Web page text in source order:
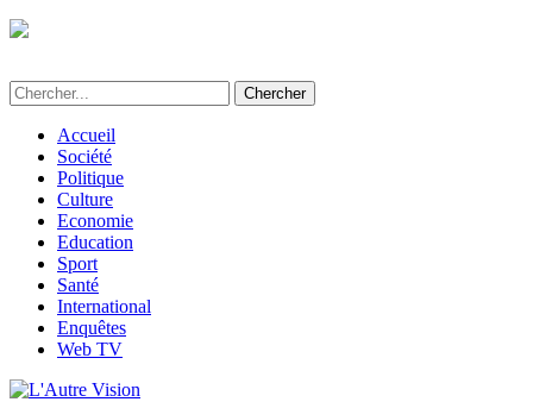
Accueil
Société
Politique
Culture
Economie
Education
Sport
Santé
International
Enquêtes
Web TV